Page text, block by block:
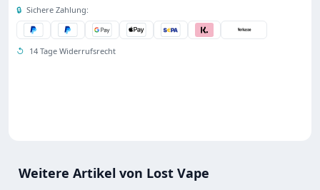
🔒 Sichere Zahlung:
↺ 14 Tage Widerrufsrecht
Weitere Artikel von Lost Vape